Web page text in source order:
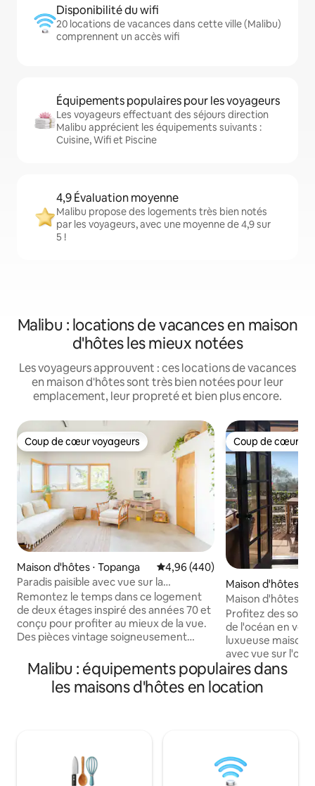
Disponibilité du wifi
20 locations de vacances dans cette ville (Malibu)
comprennent un accès wifi
Équipements populaires pour les voyageurs
Les voyageurs effectuant des séjours direction
Malibu apprécient les équipements suivants :
Cuisine, Wifi et Piscine
4,9 Évaluation moyenne
Malibu propose des logements très bien notés
par les voyageurs, avec une moyenne de 4,9 sur
5 !
Malibu : locations de vacances en maison
d'hôtes les mieux notées
Les voyageurs approuvent : ces locations de vacances
en maison d'hôtes sont très bien notées pour leur
emplacement, leur propreté et bien plus encore.
Coup de cœur voyageurs
Coup de cœur voyageurs
Maison d'hôtes ⋅ Topanga Évaluation moyenne sur la
4,96 (440)
Paradis paisible avec vue sur la
montagne et cuisine équipée
Remontez le temps dans ce logement
de deux étages inspiré des années 70 et
conçu pour profiter au mieux de la vue.
Des pièces vintage soigneusement
plantes, à de nombreux livres et à un
tourne-disque. Observez la faune
abondante à travers les fenêtres.
Fernwood parce qu'il est le plus vert et
luxuriant de la couche marine de l'océan)
Coup de cœur
Coup de cœur
Maison d'hôtes ⋅
Maison d'hôtes
piscine, jacuzzi,
Profitez des sons
de l'océan en
luxueuse maison
avec vue sur
animaux de compagnie.
la magnifique
des commerces,
espace extérieur
parking, un lave-
Malibu : équipements populaires dans
les maisons d'hôtes en location